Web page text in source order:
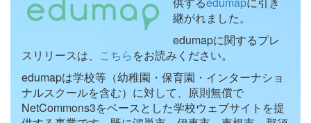
継がれました。
edumapに関するプレ
スリリースは、 こちらをお読みください。
edumapは学校等（幼稚園・保育園・インターナショ
ナルスクールを含む）に対して、原則無償で
NetCommons3をベースとした学校ウェブサイトを提